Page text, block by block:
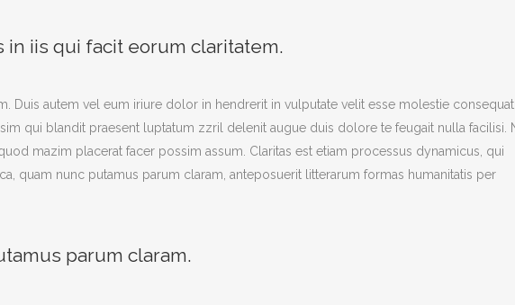
iis qui facit eorum claritatem.
Duis autem vel eum iriure dolor in hendrerit in vulputate velit esse molestie
qui blandit praesent luptatum zzril delenit augue duis dolore te feugait nulla facilisi.
mazim placerat facer possim assum. Claritas est etiam processus dynamicus, qui
quam nunc putamus parum claram, anteposuerit litterarum formas humanitatis per
parum claram.